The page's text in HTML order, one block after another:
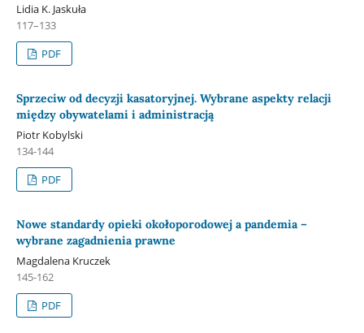
Lidia K. Jaskuła
117–133
PDF
Sprzeciw od decyzji kasatoryjnej. Wybrane aspekty relacji
między obywatelami i administracją
Piotr Kobylski
134-144
PDF
Nowe standardy opieki okołoporodowej a pandemia –
wybrane zagadnienia prawne
Magdalena Kruczek
145-162
PDF